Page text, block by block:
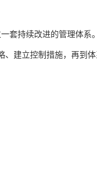
套持续改进的管理体系。
建立控制措施，再到